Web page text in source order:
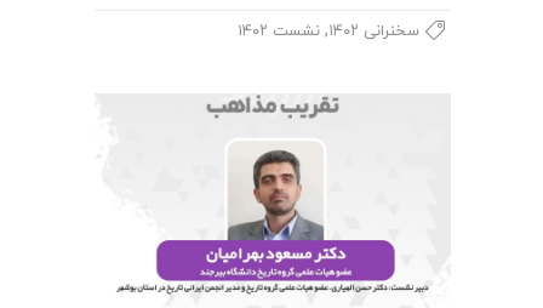
سخنرانی ۱۴۰۲ , نشست ۱۴۰۲